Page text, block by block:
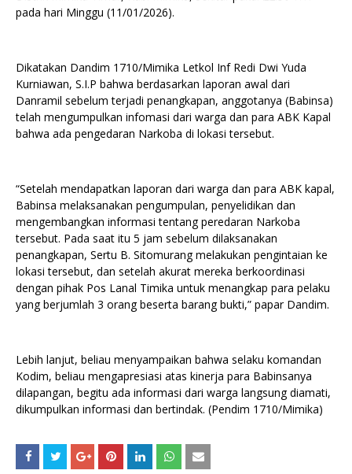
pada hari Minggu (11/01/2026).
Dikatakan Dandim 1710/Mimika Letkol Inf Redi Dwi Yuda
Kurniawan, S.I.P bahwa berdasarkan laporan awal dari
Danramil sebelum terjadi penangkapan, anggotanya (Babinsa)
telah mengumpulkan infomasi dari warga dan para ABK Kapal
bahwa ada pengedaran Narkoba di lokasi tersebut.
“Setelah mendapatkan laporan dari warga dan para ABK kapal,
Babinsa melaksanakan pengumpulan, penyelidikan dan
mengembangkan informasi tentang peredaran Narkoba
tersebut. Pada saat itu 5 jam sebelum dilaksanakan
penangkapan, Sertu B. Sitomurang melakukan pengintaian ke
lokasi tersebut, dan setelah akurat mereka berkoordinasi
dengan pihak Pos Lanal Timika untuk menangkap para pelaku
yang berjumlah 3 orang beserta barang bukti,” papar Dandim.
Lebih lanjut, beliau menyampaikan bahwa selaku komandan
Kodim, beliau mengapresiasi atas kinerja para Babinsanya
dilapangan, begitu ada informasi dari warga langsung diamati,
dikumpulkan informasi dan bertindak. (Pendim 1710/Mimika)